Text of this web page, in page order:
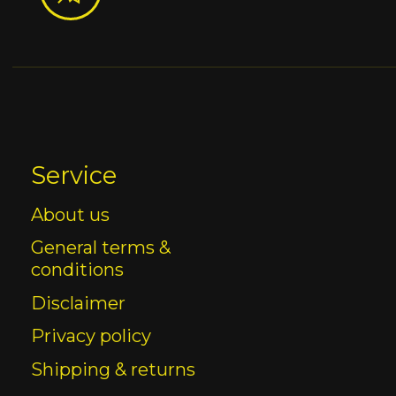
Service
About us
General terms &
conditions
Disclaimer
Privacy policy
Shipping & returns